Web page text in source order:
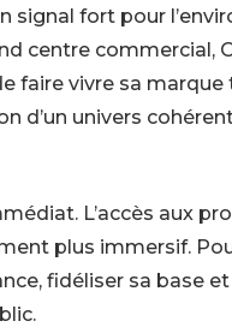
signal fort pour
centre commercial,
vivre sa marque
d’un univers
L’accès aux
plus immersif.
fidéliser sa base